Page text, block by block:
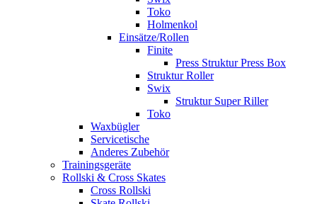
Toko
Holmenkol
Einsätze/Rollen
Finite
Press Struktur Press Box
Struktur Roller
Swix
Struktur Super Riller
Toko
Waxbügler
Servicetische
Anderes Zubehör
Trainingsgeräte
Rollski & Cross Skates
Cross Rollski